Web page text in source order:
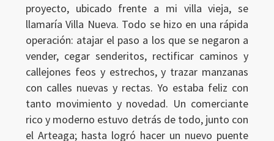
proyecto, ubicado frente a mi villa vieja, se
llamaría Villa Nueva. Todo se hizo en una rápida
operación: atajar el paso a los que se negaron a
vender, cegar senderitos, rectificar caminos y
callejones feos y estrechos, y trazar manzanas
con calles nuevas y rectas. Yo estaba feliz con
tanto movimiento y novedad. Un comerciante
rico y moderno estuvo detrás de todo, junto con
el Arteaga; hasta logró hacer un nuevo puente